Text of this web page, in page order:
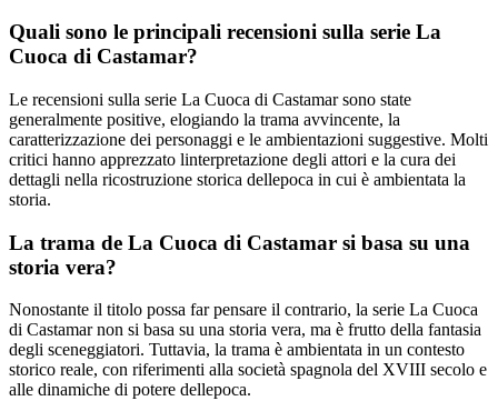
Quali sono le principali recensioni sulla serie La
Cuoca di Castamar?
Le recensioni sulla serie La Cuoca di Castamar sono state
generalmente positive, elogiando la trama avvincente, la
caratterizzazione dei personaggi e le ambientazioni suggestive. Molti
critici hanno apprezzato linterpretazione degli attori e la cura dei
dettagli nella ricostruzione storica dellepoca in cui è ambientata la
storia.
La trama de La Cuoca di Castamar si basa su una
storia vera?
Nonostante il titolo possa far pensare il contrario, la serie La Cuoca
di Castamar non si basa su una storia vera, ma è frutto della fantasia
degli sceneggiatori. Tuttavia, la trama è ambientata in un contesto
storico reale, con riferimenti alla società spagnola del XVIII secolo e
alle dinamiche di potere dellepoca.